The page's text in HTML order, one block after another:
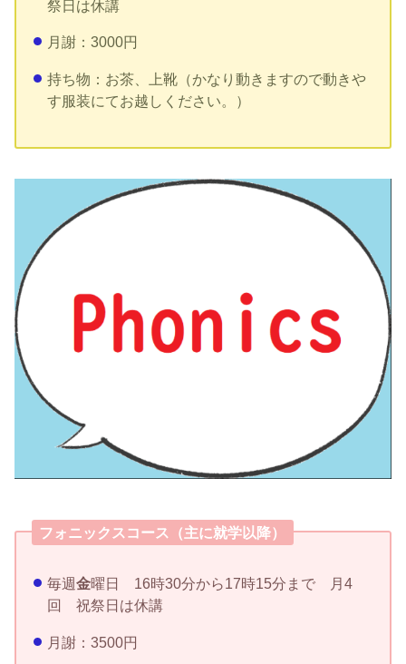
祭日は休講
月謝：3000円
持ち物：お茶、上靴（かなり動きますので動きや
す服装にてお越しください。）
フォニックスコース（主に就学以降）
毎週金曜日 16時30分から17時15分まで 月4
回 祝祭日は休講
月謝：3500円